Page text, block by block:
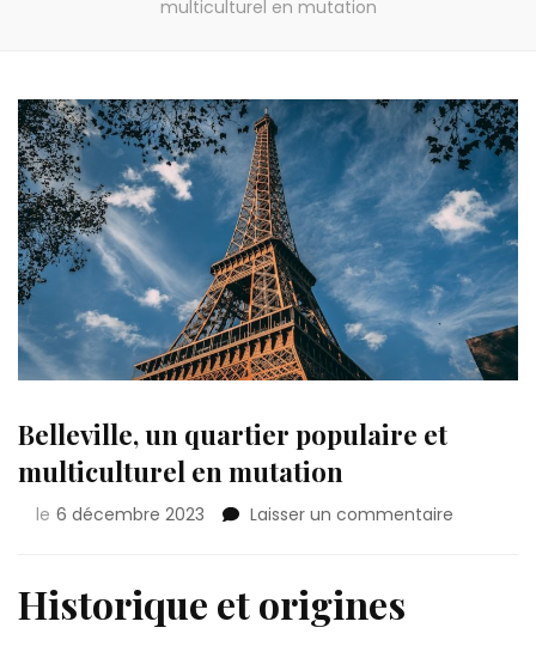
multiculturel en mutation
Belleville, un quartier populaire et
multiculturel en mutation
le 6 décembre 2023 Laisser un commentaire
Historique et origines